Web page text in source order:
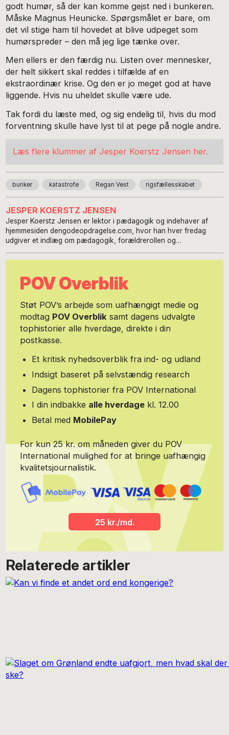
godt humør, så der kan komme gejst ned i bunkeren.
Måske Magnus Heunicke. Spørgsmålet er bare, om
det vil stige ham til hovedet at blive udpeget som
humørspreder – den må jeg lige tænke over.
Men ellers er den færdig nu. Listen over mennesker,
der helt sikkert skal reddes i tilfælde af en
ekstraordinær krise. Og den er jo meget god at have
liggende. Hvis nu uheldet skulle være ude.
Tak fordi du læste med, og sig endelig til, hvis du mod
forventning skulle have lyst til at pege på nogle andre.
Læs flere klummer af Jesper Koerstz Jensen her.
bunker katastrofe Regan Vest rigsfællesskabet
JESPER KOERSTZ JENSEN
Jesper Koerstz Jensen er lektor i pædagogik og indehaver af
hjemmesiden dengodeopdragelse.com, hvor han hver fredag
udgiver et indlæg om pædagogik, forældrerollen og
den offentlige debat og rejser rundt og holder foredrag om
POV Overblik
Støt POV’s arbejde som uafhængigt medie og
modtag POV Overbliksamt dagens udvalgte
tophistorier alle hverdage, direkte i din
postkasse.
Et kritisk nyhedsoverblik fra ind- og udland
Indsigt baseret på selvstændig research
Dagens tophistorier fra POV International
I din indbakke alle hverdage kl. 12.00
Betal med MobilePay
For kun 25 kr. om måneden giver du POV
International mulighed for at bringe uafhængig
kvalitetsjournalistik.
25 kr./md.
Relaterede artikler